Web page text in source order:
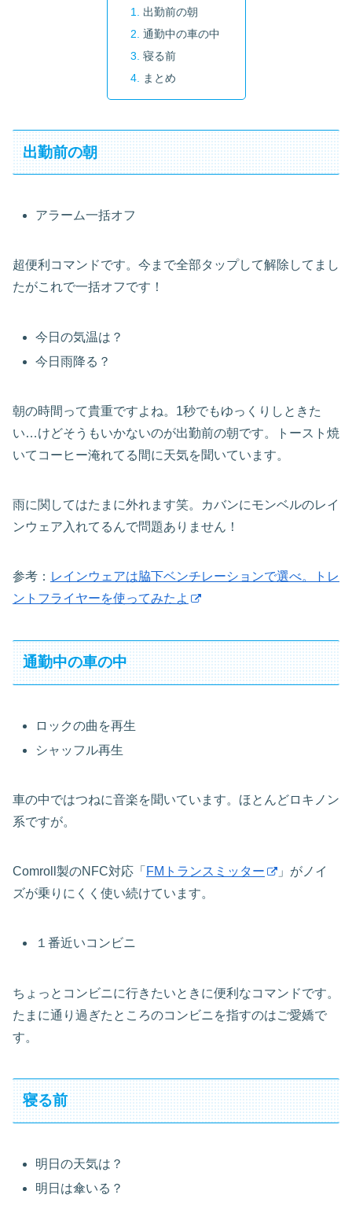
出勤前の朝
通勤中の車の中
寝る前
まとめ
出勤前の朝
アラーム一括オフ
超便利コマンドです。今まで全部タップして解除してまし
たがこれで一括オフです！
今日の気温は？
今日雨降る？
朝の時間って貴重ですよね。1秒でもゆっくりしときた
い…けどそうもいかないのが出勤前の朝です。トースト焼
いてコーヒー淹れてる間に天気を聞いています。
雨に関してはたまに外れます笑。カバンにモンベルのレイ
ンウェア入れてるんで問題ありません！
参考： レインウェアは脇下ベンチレーションで選べ。トレ
ントフライヤーを使ってみたよ
通勤中の車の中
ロックの曲を再生
シャッフル再生
車の中ではつねに音楽を聞いています。ほとんどロキノン
系ですが。
Comroll製のNFC対応「 FMトランスミッター
」がノイ
ズが乗りにくく使い続けています。
１番近いコンビニ
ちょっとコンビニに行きたいときに便利なコマンドです。
たまに通り過ぎたところのコンビニを指すのはご愛嬌で
す。
寝る前
明日の天気は？
明日は傘いる？